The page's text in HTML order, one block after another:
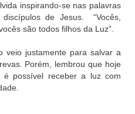
inspirando-se nas palavras
de Jesus. “Vocês,
são todos filhos da Luz”.
veio justamente para salvar a
Porém, lembrou que hoje
possível receber a luz com